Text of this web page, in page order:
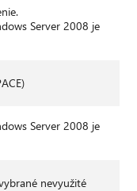
Server 2008 je
Server 2008 je
nevyužité